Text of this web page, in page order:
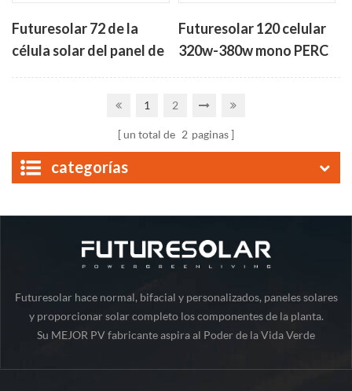
Futuresolar 72 de la
célula solar del panel de
Futuresolar 120 celular
320w-380w mono PERC
1 2
un total de 2 paginas
categorías
Futuresolar hace normal, bifacial y personalizados, paneles solares
y proporcionar solar completo los componentes de la planta.
Su MEJOR PV fabricante aspira al Poder de la Vida Verde